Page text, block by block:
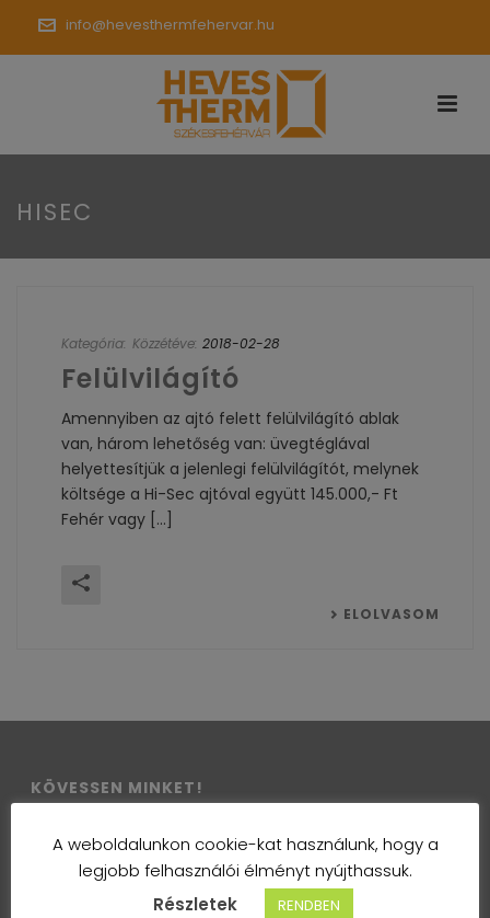
info@hevesthermfehervar.hu
HISEC
Kategória: Közzétéve: 2018-02-28
Felülvilágító
Amennyiben az ajtó felett felülvilágító ablak
van, három lehetőség van: üvegtéglával
helyettesítjük a jelenlegi felülvilágítót, melynek
költsége a Hi-Sec ajtóval együtt 145.000,- Ft
Fehér vagy [...]
ELOLVASOM
KÖVESSEN MINKET!
A weboldalunkon cookie-kat használunk, hogy a
legjobb felhasználói élményt nyújthassuk.
Részletek
RENDBEN